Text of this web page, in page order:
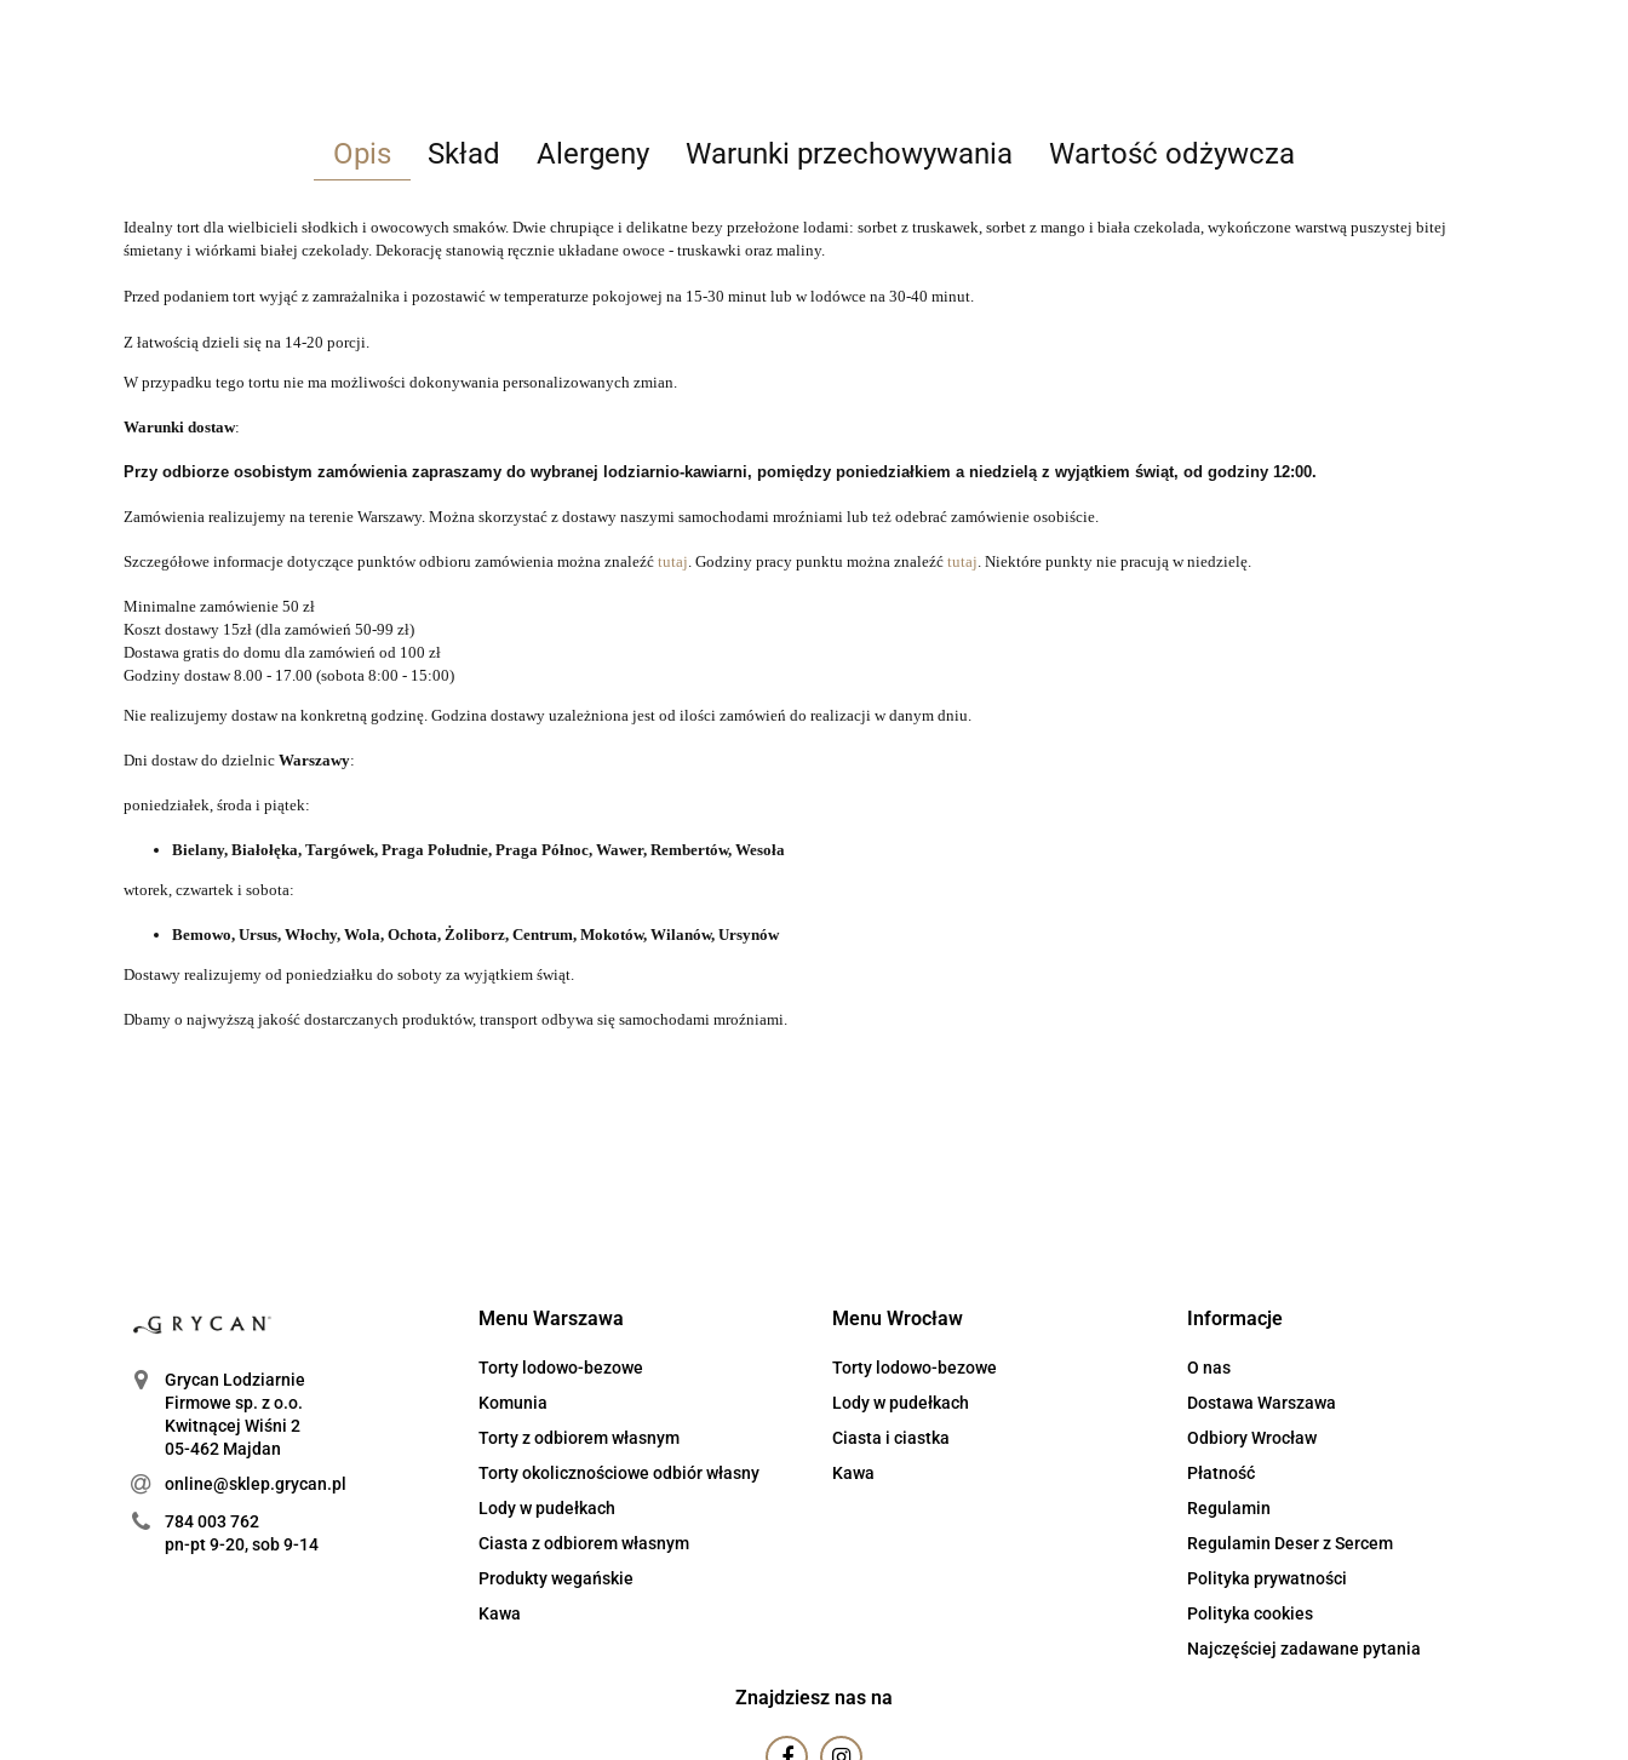
Opis Skład Alergeny Warunki przechowywania Wartość odżywcza
Idealny tort dla wielbicieli słodkich i owocowych smaków. Dwie chrupiące i delikatne bezy przełożone lodami: sorbet z truskawek, sorbet z mango i biała czekolada, wykończone warstwą puszystej bitej
śmietany i wiórkami białej czekolady. Dekorację stanowią ręcznie układane owoce - truskawki oraz maliny.
Przed podaniem tort wyjąć z zamrażalnika i pozostawić w temperaturze pokojowej na 15-30 minut lub w lodówce na 30-40 minut.
Z łatwością dzieli się na 14-20 porcji.
W przypadku tego tortu nie ma możliwości dokonywania personalizowanych zmian.
Warunki dostaw:
Przy odbiorze osobistym zamówienia zapraszamy do wybranej lodziarnio-kawiarni, pomiędzy poniedziałkiem a niedzielą z wyjątkiem świąt, od godziny 12:00.
Zamówienia realizujemy na terenie Warszawy. Można skorzystać z dostawy naszymi samochodami mroźniami lub też odebrać zamówienie osobiście.
Szczegółowe informacje dotyczące punktów odbioru zamówienia można znaleźć tutaj. Godziny pracy punktu można znaleźć tutaj. Niektóre punkty nie pracują w niedzielę.
Minimalne zamówienie 50 zł
Koszt dostawy 15zł (dla zamówień 50-99 zł)
Dostawa gratis do domu dla zamówień od 100 zł
Godziny dostaw 8.00 - 17.00 (sobota 8:00 - 15:00)
Nie realizujemy dostaw na konkretną godzinę. Godzina dostawy uzależniona jest od ilości zamówień do realizacji w danym dniu.
Dni dostaw do dzielnic Warszawy:
poniedziałek, środa i piątek:
Bielany, Białołęka, Targówek, Praga Południe, Praga Północ, Wawer, Rembertów, Wesoła
wtorek, czwartek i sobota:
Bemowo, Ursus, Włochy, Wola, Ochota, Żoliborz, Centrum, Mokotów, Wilanów, Ursynów
Dostawy realizujemy od poniedziałku do soboty za wyjątkiem świąt.
Dbamy o najwyższą jakość dostarczanych produktów, transport odbywa się samochodami mroźniami.
Grycan Lodziarnie
Firmowe sp. z o.o.
Kwitnącej Wiśni 2
05-462 Majdan
online@sklep.grycan.pl
784 003 762
pn-pt 9-20, sob 9-14
Menu Warszawa
Torty lodowo-bezowe
Komunia
Torty z odbiorem własnym
Torty okolicznościowe odbiór własny
Lody w pudełkach
Ciasta z odbiorem własnym
Produkty wegańskie
Kawa
Menu Wrocław
Torty lodowo-bezowe
Lody w pudełkach
Ciasta i ciastka
Kawa
Informacje
O nas
Dostawa Warszawa
Odbiory Wrocław
Płatność
Regulamin
Regulamin Deser z Sercem
Polityka prywatności
Polityka cookies
Najczęściej zadawane pytania
Znajdziesz nas na